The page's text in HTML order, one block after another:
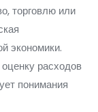
торговлю или
экономики.
расходов
понимания